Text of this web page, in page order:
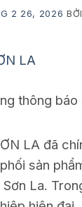
2 26, 2026 BỞI
thông báo
LA đã
sản
La.